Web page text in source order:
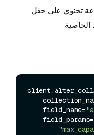
تحتوي على حقل
    field_name=